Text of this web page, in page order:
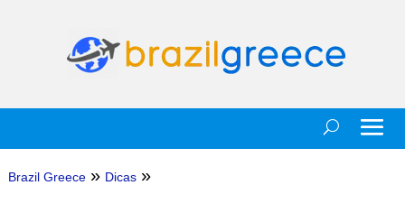
Brazil Greece » Dicas »